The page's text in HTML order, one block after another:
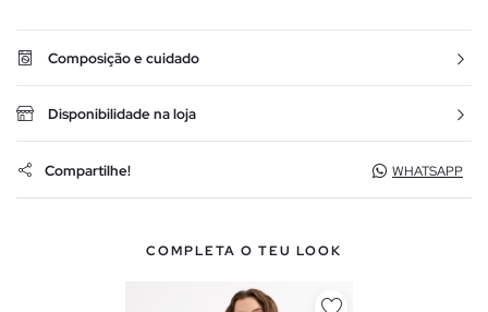
Composição e cuidado
Disponibilidade na loja
Compartilhe! WHATSAPP
COMPLETA O TEU LOOK